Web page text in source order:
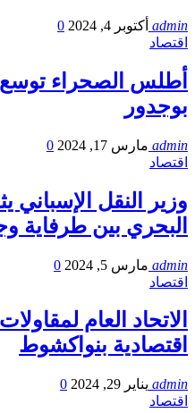
admin أكتوبر 4, 2024
0
اقتصاد
أطلس الصحراء توسع
بوجدور
admin مارس 17, 2024
0
اقتصاد
وزير النقل الإسباني
البحري بين طرفاية
admin مارس 5, 2024
0
اقتصاد
الاتحاد العام
اقتصادية بنواكشوط
admin يناير 29, 2024
0
اقتصاد